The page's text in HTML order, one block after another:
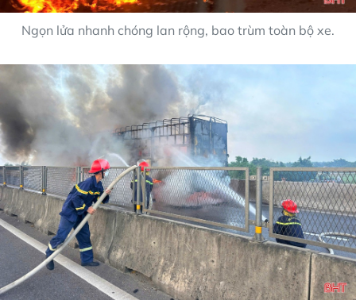
Ngọn lửa nhanh chóng lan rộng, bao trùm toàn bộ xe.